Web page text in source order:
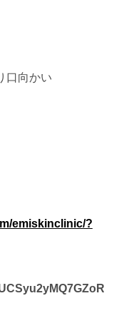
口向かい
emiskinclinic/?